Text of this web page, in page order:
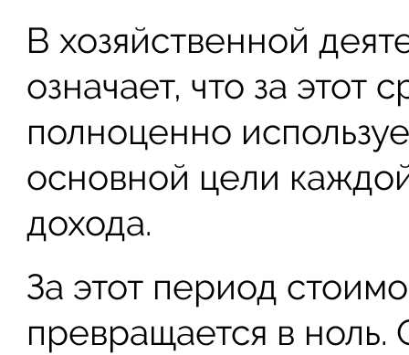
В хозяйственной
означает, что за этот
полноценно
основной цели
дохода.
За этот период
превращается в ноль.